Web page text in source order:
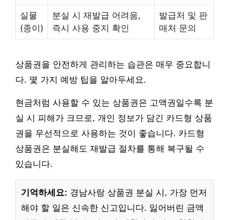
실물
(종이)
분실 시 재발급 어려움,
즉시 사용 중지 확인
발급처 및 판
매처 문의
상품권을 안전하게 관리하는 습관은 매우 중요합니
다. 몇 가지 예방 팁을 알아두세요.
현금처럼 사용할 수 있는 상품권은 고액권일수록 분
실 시 피해가 크므로, 개인 정보가 담긴 카드형 상품
권을 우선적으로 사용하는 것이 좋습니다. 카드형
상품권은 분실해도 재발급 절차를 통해 복구될 수
있습니다.
기억하세요: 경남사랑 상품권 분실 시, 가장 먼저
해야 할 일은 신속한 신고입니다. 잃어버린 금액